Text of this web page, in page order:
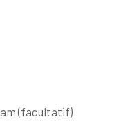
(facultatif)